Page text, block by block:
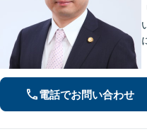
電話でお問い合わせ